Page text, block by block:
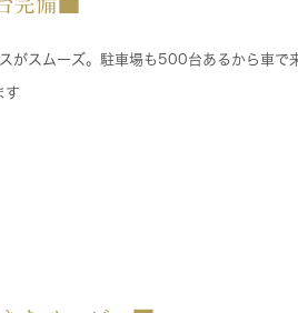
がスムーズ。駐車場も500台あるから車で
す